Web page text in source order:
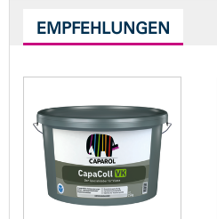
EMPFEHLUNGEN